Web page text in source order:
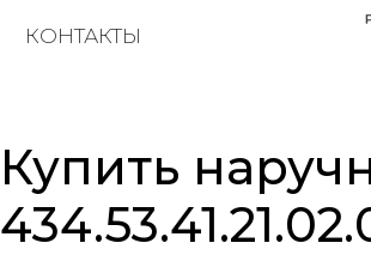
КОНТАКТЫ
Купить